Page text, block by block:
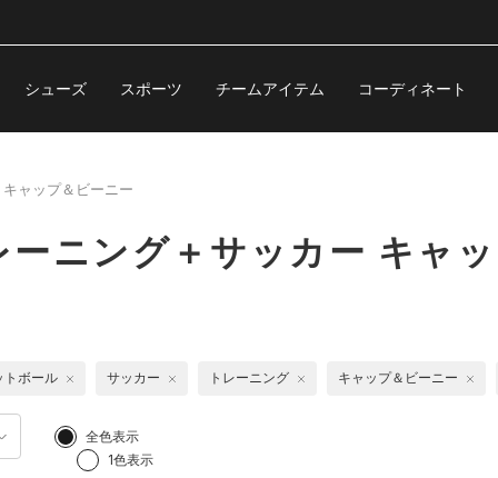
シューズ スポーツ チームアイテム コーディネート
キャップ＆ビーニー
ニング＋サッカー キャ
全色表示
1色表示
トボール サッカー トレーニング キャップ＆ビーニー